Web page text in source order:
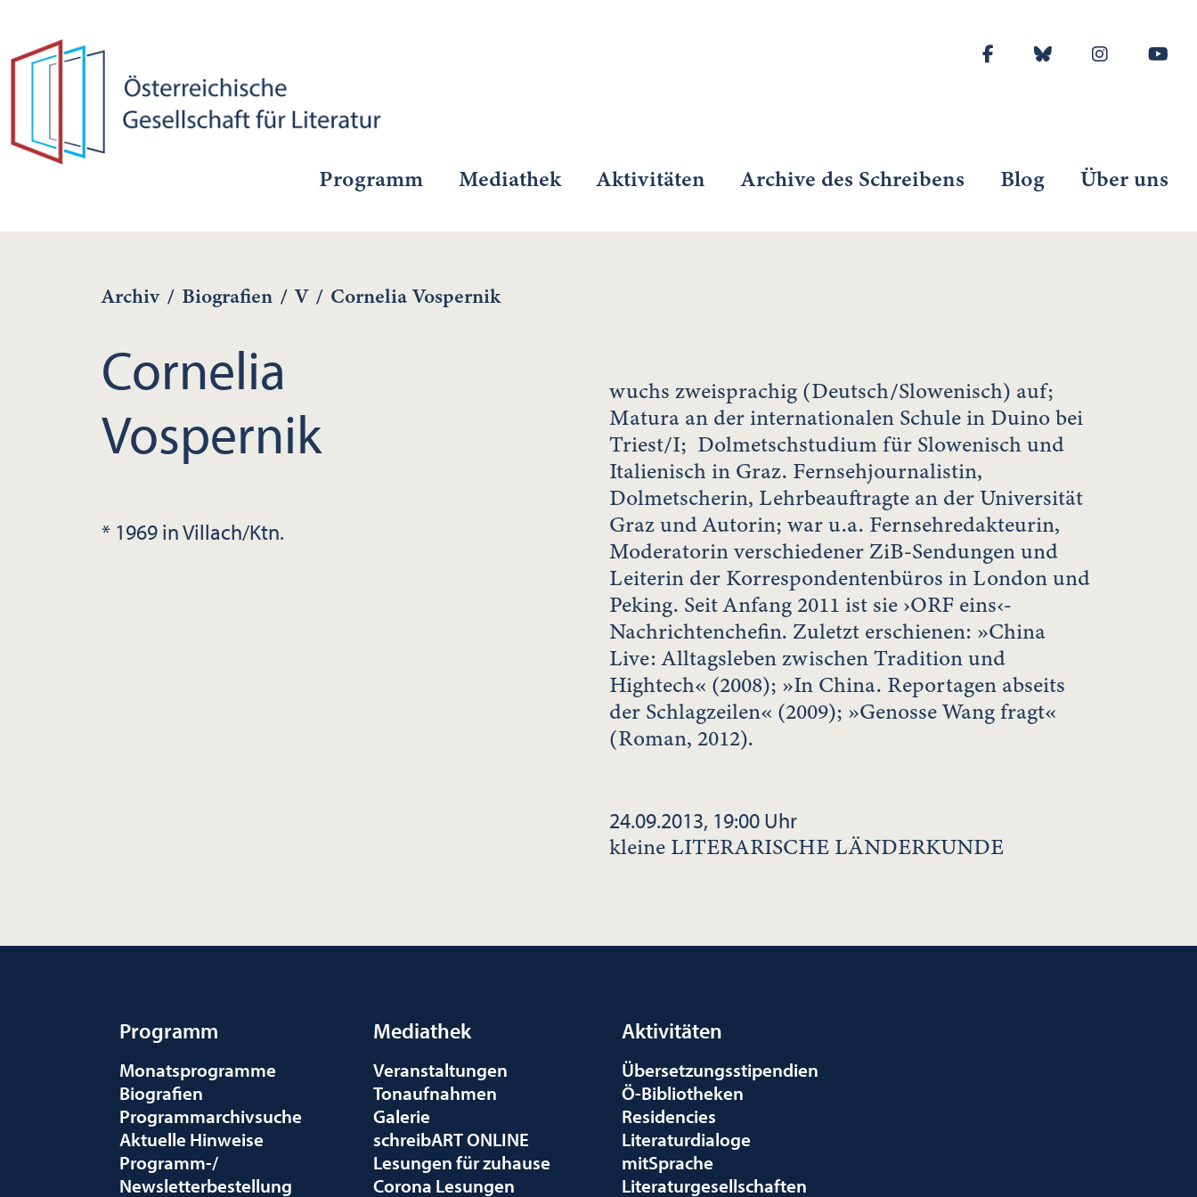
Programm Mediathek Aktivitäten Archive des Schreibens Blog Über uns
Archiv / Biografien / V / Cornelia Vospernik
Cornelia
Vospernik
* 1969 in Villach/Ktn.
wuchs zweisprachig (Deutsch/Slowenisch) auf;
Matura an der internationalen Schule in Duino bei
Triest/I; Dolmetschstudium für Slowenisch und
Italienisch in Graz. Fernsehjournalistin,
Dolmetscherin, Lehrbeauftragte an der Universität
Graz und Autorin; war u.a. Fernsehredakteurin,
Moderatorin verschiedener ZiB-Sendungen und
Leiterin der Korrespondentenbüros in London und
Peking. Seit Anfang 2011 ist sie ›ORF eins‹-
Nachrichtenchefin. Zuletzt erschienen: »China
Live: Alltagsleben zwischen Tradition und
Hightech« (2008); »In China. Reportagen abseits
der Schlagzeilen« (2009); »Genosse Wang fragt«
(Roman, 2012).
24.09.2013, 19:00 Uhr
kleine LITERARISCHE LÄNDERKUNDE
Programm
Monatsprogramme
Biografien
Programmarchivsuche
Aktuelle Hinweise
Programm-/
Newsletterbestellung
Mediathek
Veranstaltungen
Tonaufnahmen
Galerie
schreibART ONLINE
Lesungen für zuhause
Corona Lesungen
Aktivitäten
Übersetzungsstipendien
Ö-Bibliotheken
Residencies
Literaturdialoge
mitSprache
Literaturgesellschaften